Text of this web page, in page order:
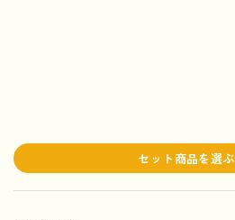
セット商品を選ぶ